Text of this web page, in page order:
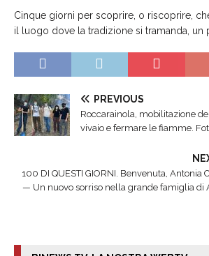
Cinque giorni per scoprire, o riscoprire,
il luogo dove la tradizione si tramanda, un
PREVIOUS
Roccarainola, mobilitazione
vivaio e fermare le fiamme.
100 DI QUESTI GIORNI. Benvenuta, Antonia
— Un nuovo sorriso nella grande famiglia di